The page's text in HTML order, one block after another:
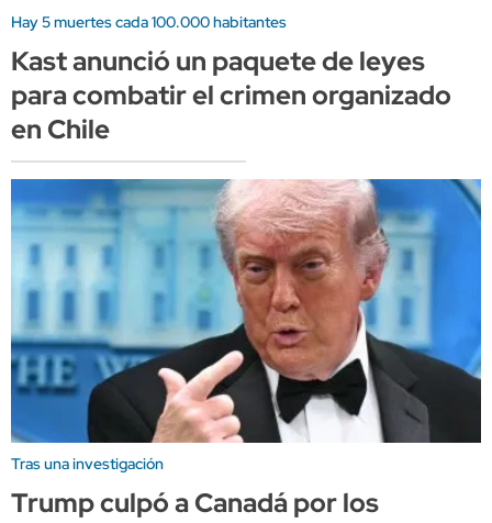
Hay 5 muertes cada 100.000 habitantes
Kast anunció un paquete de leyes
para combatir el crimen organizado
en Chile
Tras una investigación
Trump culpó a Canadá por los